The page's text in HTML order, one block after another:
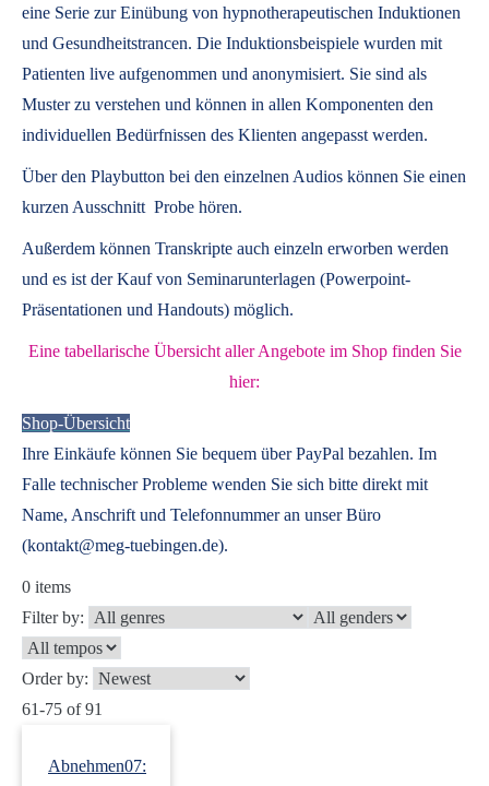
eine Serie zur Einübung von hypnotherapeutischen Induktionen
und Gesundheitstrancen. Die Induktionsbeispiele wurden mit
Patienten live aufgenommen und anonymisiert. Sie sind als
Muster zu verstehen und können in allen Komponenten den
individuellen Bedürfnissen des Klienten angepasst werden.
Über den Playbutton bei den einzelnen Audios können Sie einen
kurzen Ausschnitt Probe hören.
Außerdem können Transkripte auch einzeln erworben werden
und es ist der Kauf von Seminarunterlagen (Powerpoint-
Präsentationen und Handouts) möglich.
Eine tabellarische Übersicht aller Angebote im Shop finden Sie
hier:
Shop-Übersicht
Ihre Einkäufe können Sie bequem über PayPal bezahlen. Im
Falle technischer Probleme wenden Sie sich bitte direkt mit
Name, Anschrift und Telefonnummer an unser Büro
(kontakt@meg-tuebingen.de).
0 items
Filter by:
Order by:
61-75 of 91
Abnehmen07: